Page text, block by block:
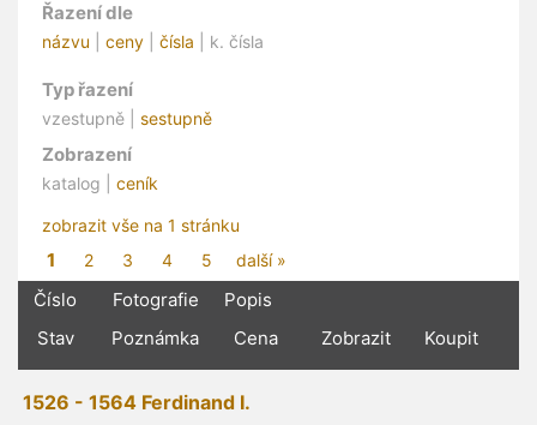
Řazení dle
názvu ceny čísla | k. čísla
Typ řazení
vzestupně | sestupně
Zobrazení
katalog | ceník
zobrazit vše na 1 stránku
1 2 3 4 5 další »
Číslo Fotografie
Popis
Stav
Poznámka Cena Zobrazit Koupit
1526 - 1564 Ferdinand I.